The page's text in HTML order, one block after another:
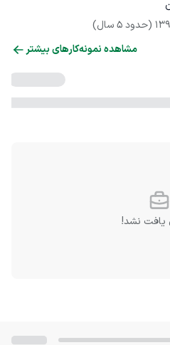
(حدود 5 سال)
مشاهده نمونه‌کارهای بیشتر
یافت نشد!